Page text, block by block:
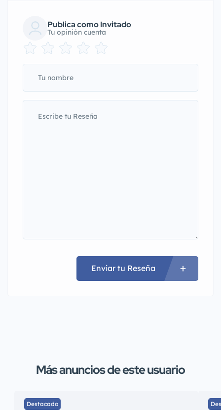
Publica como Invitado
Tu opinión cuenta
Enviar tu Reseña
Más anuncios de este usuario
Destacado